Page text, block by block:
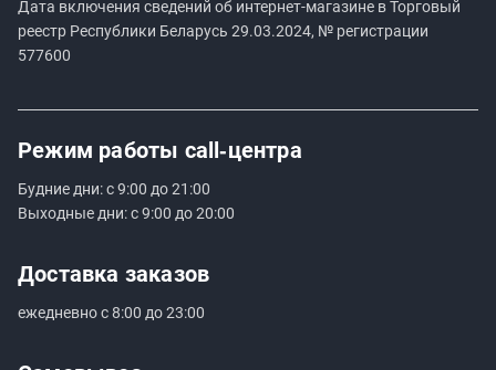
Дата включения сведений об интернет-магазине в Торговый
реестр Республики Беларусь 29.03.2024, № регистрации
577600
Режим работы call‑центра
Будние дни: с 9:00 до 21:00
Выходные дни: с 9:00 до 20:00
Доставка заказов
ежедневно с 8:00 до 23:00